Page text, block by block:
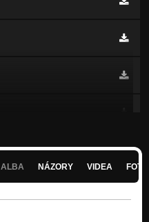
ALBA NÁZORY VIDEA